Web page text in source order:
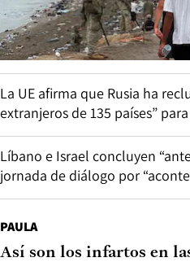
La UE afirma que Rusia ha
extranjeros de 135 países”
Líbano e Israel concluyen
jornada de diálogo por
PAULA
Así son los infartos en